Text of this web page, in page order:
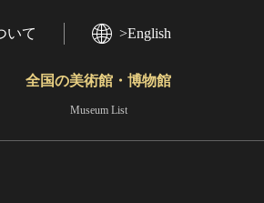
いて >English
全国の美術館・博物館
Museum List